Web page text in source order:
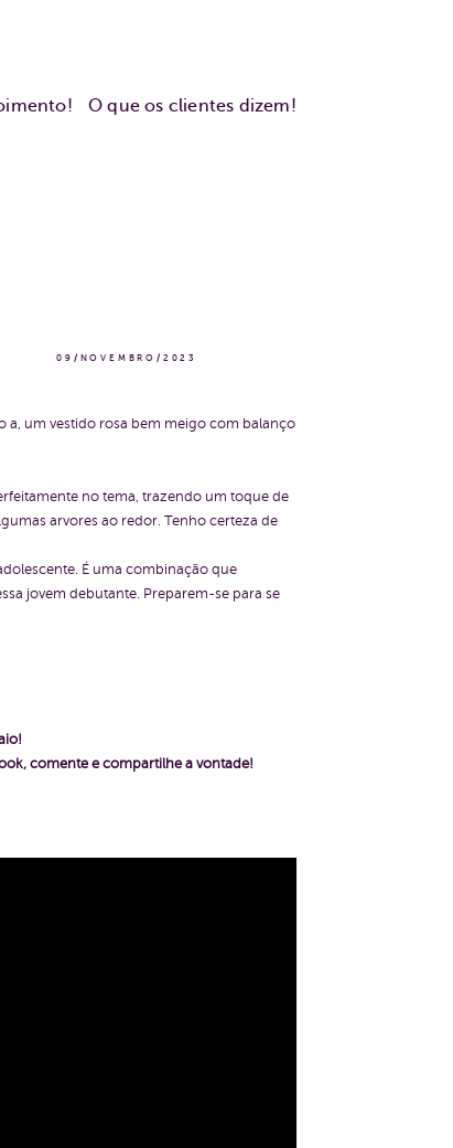
O que os clientes dizem!
09/NOVEMBRO/2023
a, um vestido rosa bem meigo com balanço
no tema, trazendo um toque de
arvores ao redor. Tenho certeza de
É uma combinação que
jovem debutante. Preparem-se para se
comente e compartilhe a vontade!